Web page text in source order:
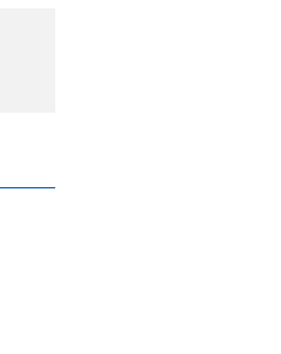
vimaranense
de Gestores